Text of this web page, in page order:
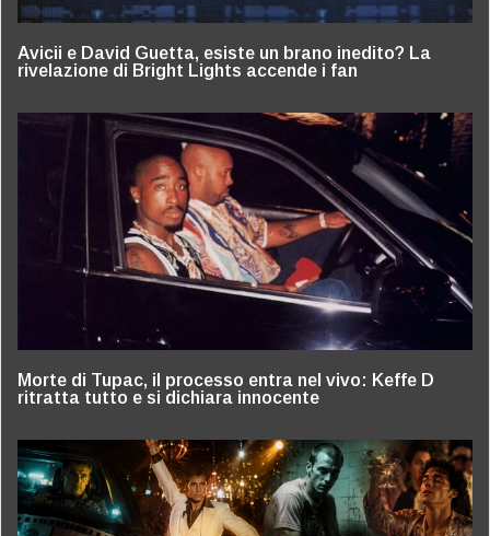
Avicii e David Guetta, esiste un brano inedito? La
rivelazione di Bright Lights accende i fan
Morte di Tupac, il processo entra nel vivo: Keffe D
ritratta tutto e si dichiara innocente